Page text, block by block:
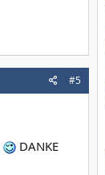
#5
DANKE